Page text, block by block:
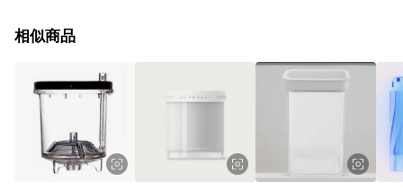
的購回饋活動享Yahoo超贈點回饋者 - 購物中心商店之商品：商
3. 訂單回饋金額將扣除運費/購物金/超贈點/福利金/紅利折抵/折
價券等虛擬貨幣折抵 4. 大宗採購或批發轉賣不具回饋資格： 如
有相關事證認定您為大宗採購、批發轉賣而非最終消費使用者，
相關認定以Yahoo購物中心之認定為準
相似商品